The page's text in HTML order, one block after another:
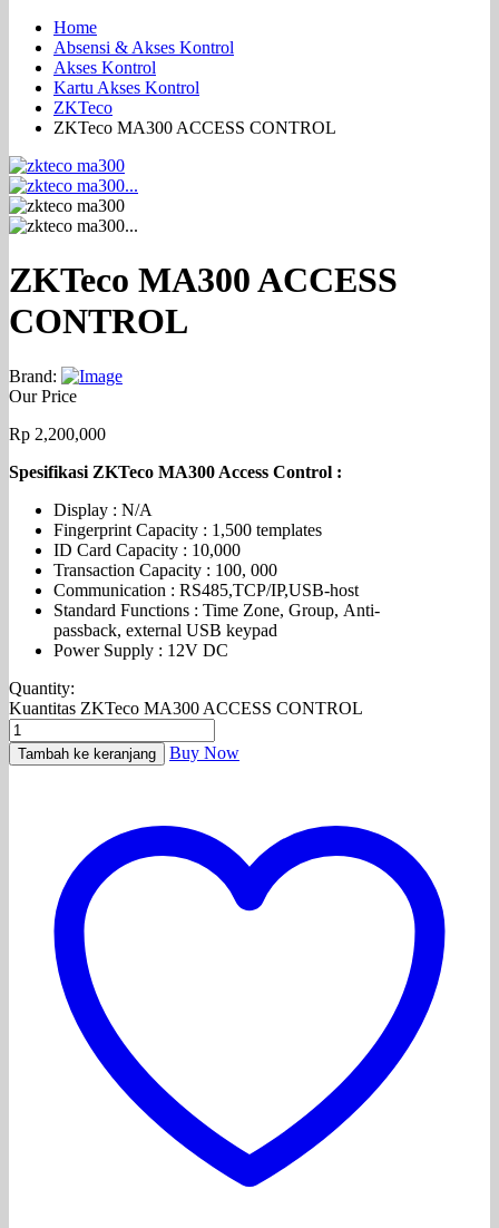
Home
Absensi & Akses Kontrol
Akses Kontrol
Kartu Akses Kontrol
ZKTeco
ZKTeco MA300 ACCESS CONTROL
ZKTeco MA300 ACCESS
CONTROL
Brand:
Our Price
Rp 2,200,000
Spesifikasi ZKTeco MA300 Access Control :
Display : N/A
Fingerprint Capacity : 1,500 templates
ID Card Capacity : 10,000
Transaction Capacity : 100, 000
Communication : RS485,TCP/IP,USB-host
Standard Functions : Time Zone, Group, Anti-
passback, external USB keypad
Power Supply : 12V DC
Quantity:
Kuantitas ZKTeco MA300 ACCESS CONTROL
Tambah ke keranjang Buy Now